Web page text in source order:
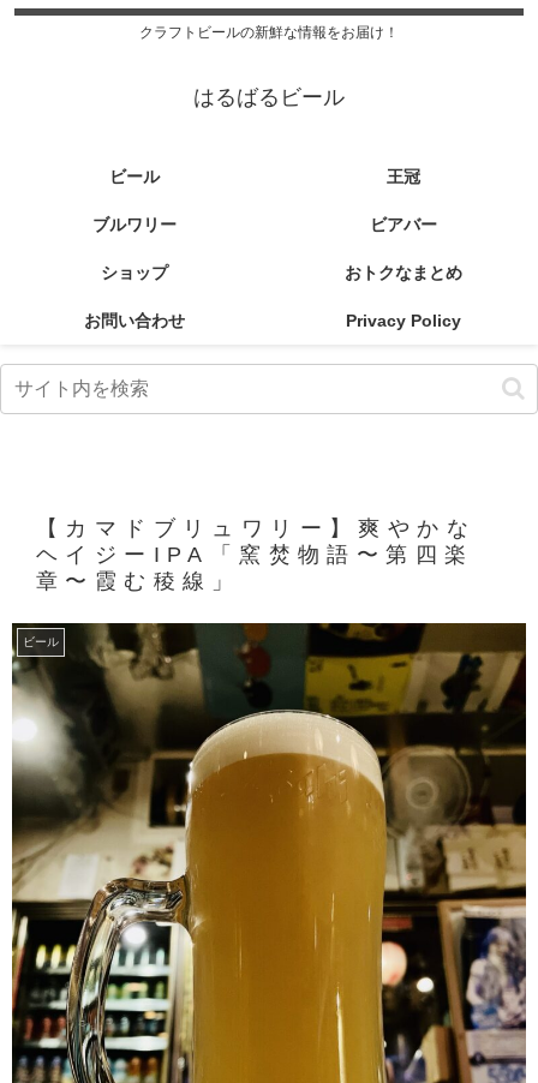
クラフトビールの新鮮な情報をお届け！
はるばるビール
ビール 王冠
ブルワリー ビアバー
ショップ おトクなまとめ
お問い合わせ Privacy Policy
【カマドブリュワリー】爽やかな
ヘイジーIPA「窯焚物語〜第四楽
章〜霞む稜線」
ビール